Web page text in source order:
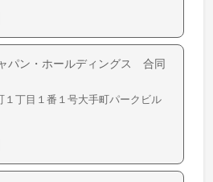
パン・ホールディングス 合同
１丁目１番１号大手町パークビル